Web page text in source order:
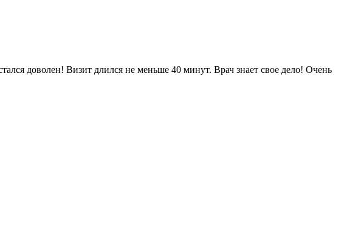
доволен! Визит длился не меньше 40 минут. Врач знает свое дело! Очень